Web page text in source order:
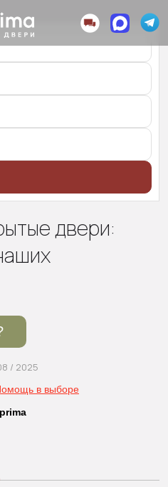
двери:
/ 2025
в выборе